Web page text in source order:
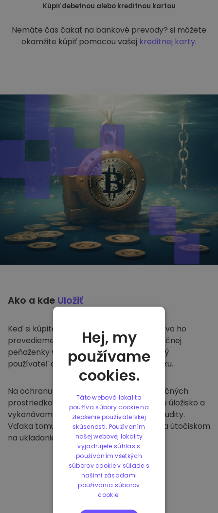
Kúpiť debetnou alebo kreditnou kartou
Nemáte čas čakať na bankové prevody? si môžete
okamžite kúpiť pomocou vašej kreditnej karty.
Ako a kde Uložiť
Keď si kúpite na Kriptomat
, bezproblémovo ho
prevedieme do vašej vyhradenej a bezpečnej
peňaženky v rámci našej platformy. Každý
používateľ dostane individuálnu peňaženku.
Na ochranu našich zákazníkov a ich finančných
prostriedkov ponúkame bezpečné offline úložisko a
vykonávame pravidelné bezpečnostné audity.
Vďaka tomuto prístupu je naša platforma útočiskom
na ukladanie a iných kryptomien.
Hej, my
používame
cookies.
Táto webová lokalita
používa súbory cookie na
zlepšenie používateľskej
skúsenosti. Používaním
našej webovej lokality
vyjadrujete súhlas s
používaním všetkých
súborov cookie v súlade s
našimi zásadami
používania súborov
cookie.